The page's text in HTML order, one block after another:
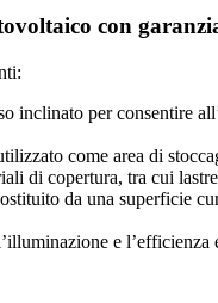
con
inclinato per consentire
come area di
di copertura, tra cui
da una superficie
e l’efficienza